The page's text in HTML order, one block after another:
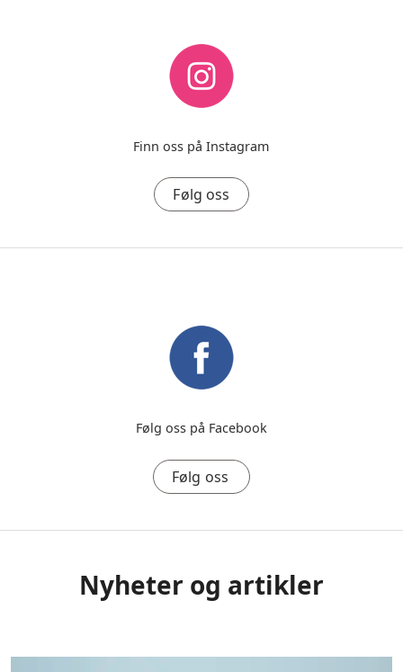
Finn oss på Instagram
Følg oss
Følg oss på Facebook
Følg oss
Nyheter og artikler